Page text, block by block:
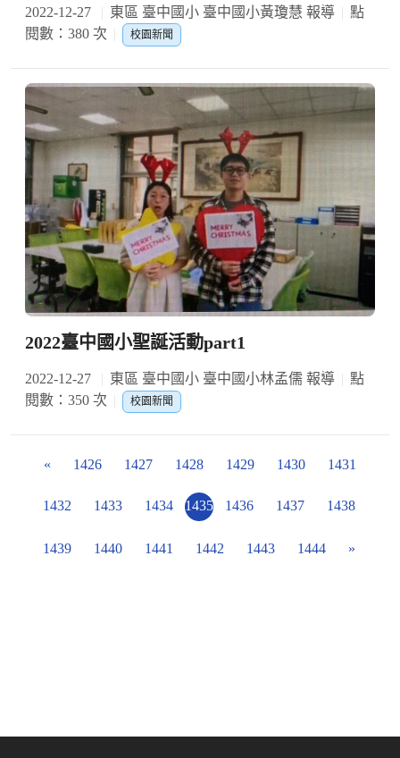
2022-12-27 東區 臺中國小 臺中國小黃瓊慧 報導
點
閱數：380 次
校園新聞
2022臺中國小聖誕活動part1
2022-12-27 東區 臺中國小 臺中國小林孟儒 報導
點
閱數：350 次
校園新聞
« 1426 1427 1428 1429 1430 1431
1432 1433 1434 1435 1436 1437 1438
1439 1440 1441 1442 1443 1444 »